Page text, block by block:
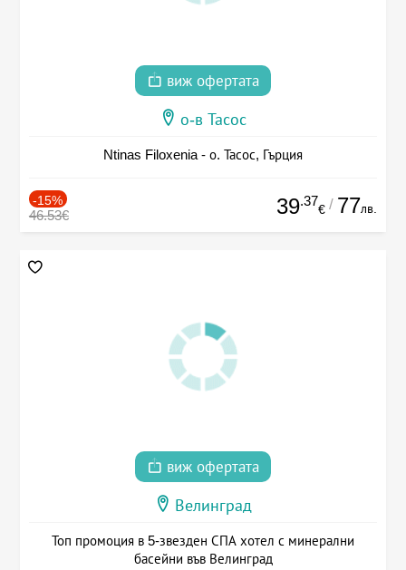
виж офертата
о-в Тасос
Ntinas Filoxenia - о. Тасос, Гърция
-15%
46.53€ 39.37
€ / 77лв.
виж офертата
Велинград
Топ промоция в 5-звезден СПА хотел с минерални
басейни във Велинград